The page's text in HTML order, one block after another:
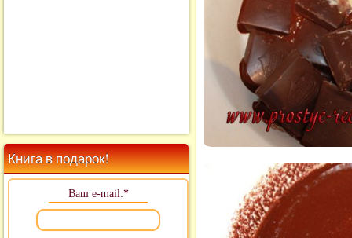
Книга в подарок!
Ваш e-mail:*